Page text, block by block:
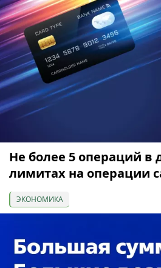
Не более 5 операций в
лимитах на операции
ЭКОНОМИКА